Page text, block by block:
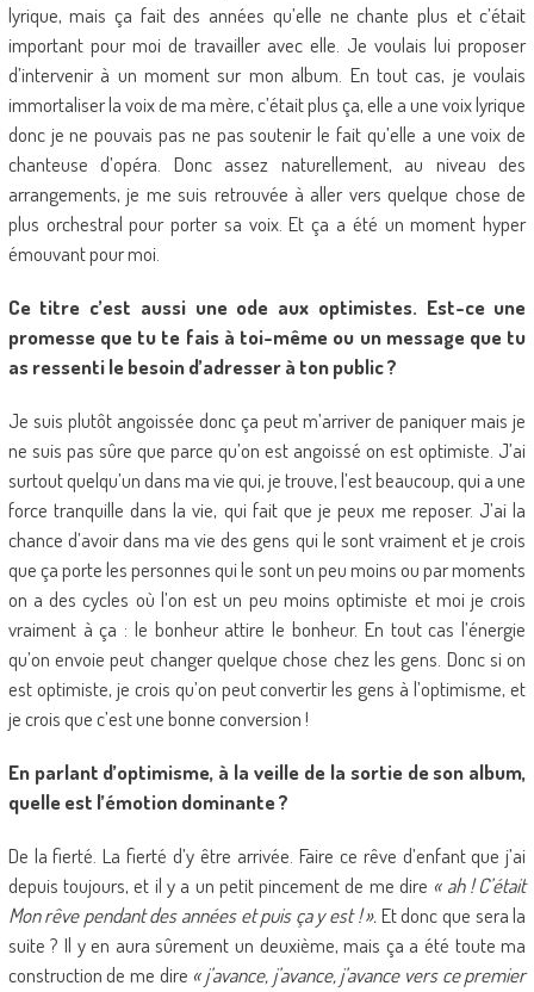
lyrique, mais ça fait des années qu’elle ne chante plus et c’était
important pour moi de travailler avec elle. Je voulais lui proposer
d’intervenir à un moment sur mon album. En tout cas, je voulais
immortaliser la voix de ma mère, c’était plus ça, elle a une voix lyrique
donc je ne pouvais pas ne pas soutenir le fait qu’elle a une voix de
chanteuse d’opéra. Donc assez naturellement, au niveau des
arrangements, je me suis retrouvée à aller vers quelque chose de
plus orchestral pour porter sa voix. Et ça a été un moment hyper
émouvant pour moi.
Ce titre c’est aussi une ode aux optimistes. Est-ce une
promesse que tu te fais à toi-même ou un message que tu
as ressenti le besoin d’adresser à ton public ?
Je suis plutôt angoissée donc ça peut m’arriver de paniquer mais je
ne suis pas sûre que parce qu’on est angoissé on est optimiste. J’ai
surtout quelqu’un dans ma vie qui, je trouve, l’est beaucoup, qui a une
force tranquille dans la vie, qui fait que je peux me reposer. J’ai la
chance d’avoir dans ma vie des gens qui le sont vraiment et je crois
que ça porte les personnes qui le sont un peu moins ou par moments
on a des cycles où l’on est un peu moins optimiste et moi je crois
vraiment à ça : le bonheur attire le bonheur. En tout cas l’énergie
qu’on envoie peut changer quelque chose chez les gens. Donc si on
est optimiste, je crois qu’on peut convertir les gens à l’optimisme, et
je crois que c’est une bonne conversion !
En parlant d’optimisme, à la veille de la sortie de son album,
quelle est l’émotion dominante ?
De la fierté. La fierté d’y être arrivée. Faire ce rêve d’enfant que j’ai
depuis toujours, et il y a un petit pincement de me dire « ah ! C’était
Mon rêve pendant des années et puis ça y est ! ». Et donc que sera la
suite ? Il y en aura sûrement un deuxième, mais ça a été toute ma
construction de me dire « j’avance, j’avance, j’avance vers ce premier